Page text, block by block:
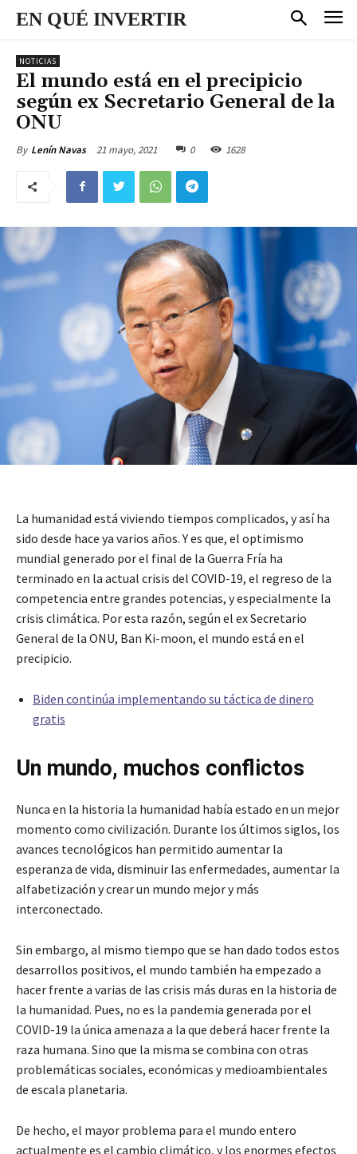
EN QUÉ INVERTIR
NOTICIAS
El mundo está en el precipicio
según ex Secretario General de la
ONU
By Lenín Navas 21 mayo, 2021 0 1628
La humanidad está viviendo tiempos complicados, y así ha
sido desde hace ya varios años. Y es que, el optimismo
mundial generado por el final de la Guerra Fría ha
terminado en la actual crisis del COVID-19, el regreso de la
competencia entre grandes potencias, y especialmente la
crisis climática. Por esta razón, según el ex Secretario
General de la ONU, Ban Ki-moon, el mundo está en el
precipicio.
Biden continúa implementando su táctica de dinero
gratis
Un mundo, muchos conflictos
Nunca en la historia la humanidad había estado en un mejor
momento como civilización. Durante los últimos siglos, los
avances tecnológicos han permitido aumentar la
esperanza de vida, disminuir las enfermedades, aumentar la
alfabetización y crear un mundo mejor y más
interconectado.
Sin embargo, al mismo tiempo que se han dado todos estos
desarrollos positivos, el mundo también ha empezado a
hacer frente a varias de las crisis más duras en la historia de
la humanidad. Pues, no es la pandemia generada por el
COVID-19 la única amenaza a la que deberá hacer frente la
raza humana. Sino que la misma se combina con otras
problemáticas sociales, económicas y medioambientales
de escala planetaria.
De hecho, el mayor problema para el mundo entero
actualmente es el cambio climático, y los enormes efectos